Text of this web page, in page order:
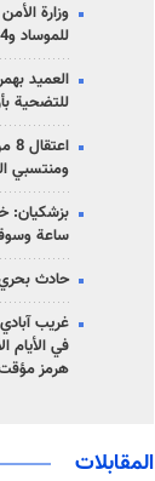
للموساد و4 أشرار مسلح في كرمان
العميد
للتضحية
ومنتسبي
ساعة
حادث
غريب
في الأيام
هرمز
المقابلات